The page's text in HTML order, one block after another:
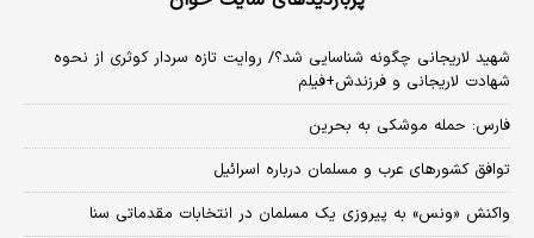
شهید لاریجانی چگونه شناسایی شد؟/ روایت تازه سردار کوثری از نحوه
شهادت لاریجانی و فرزندش+فیلم
فارس: حمله موشکی به بحرین
توافق کشورهای عرب و مسلمان درباره اسرائیل
واکنش «ونس» به پیروزی یک مسلمان در انتخابات مقدماتی سنا